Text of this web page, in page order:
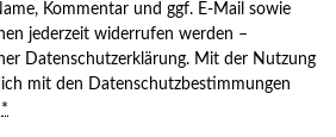
Kommentar und ggf. E-Mail sowie
jederzeit widerrufen werden –
Datenschutzerklärung. Mit der Nutzung
mit den Datenschutzbestimmungen
*